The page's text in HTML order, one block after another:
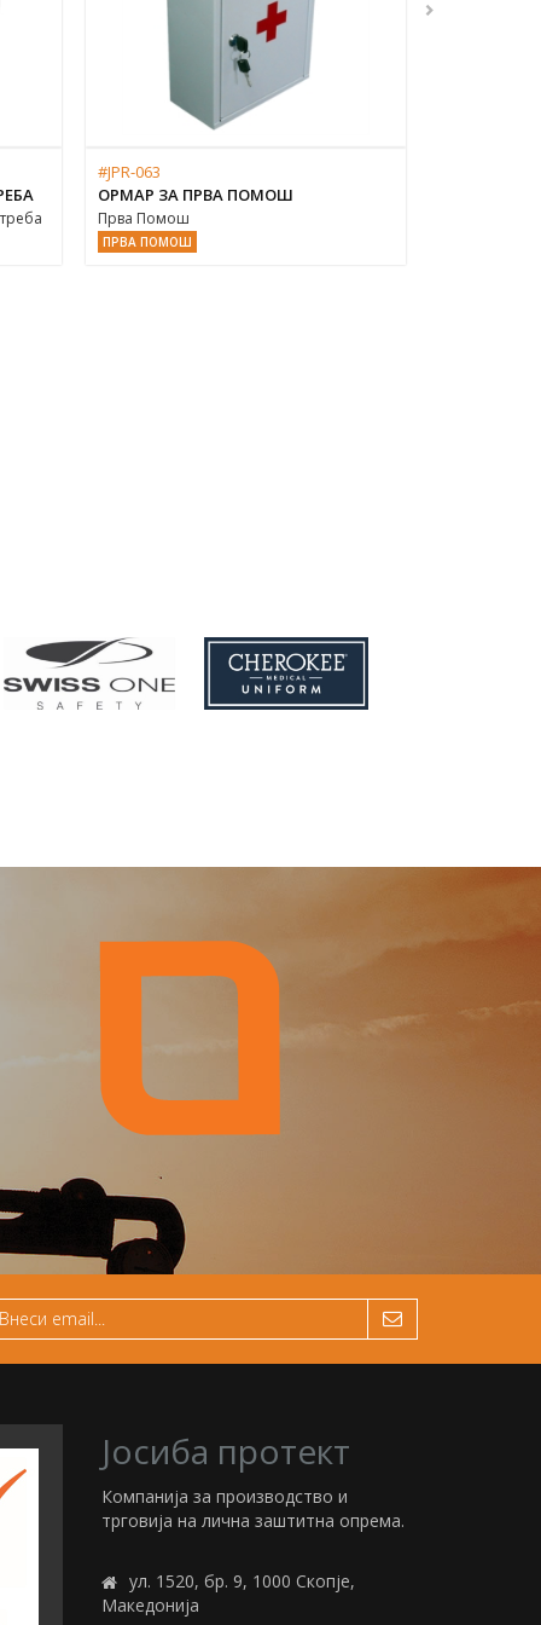
#JPR-063
ОРМАР ЗА ПРВА ПОМОШ
Прва Помош
ПРВА ПОМОШ
Јосиба протект
Компанија за производство и
трговија на лична заштитна опрема.
ул. 1520, бр. 9, 1000 Скопје,
Македонија